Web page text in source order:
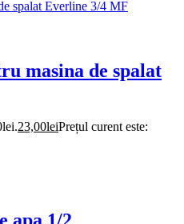
masina de spalat
23,00leiPrețul curent este: